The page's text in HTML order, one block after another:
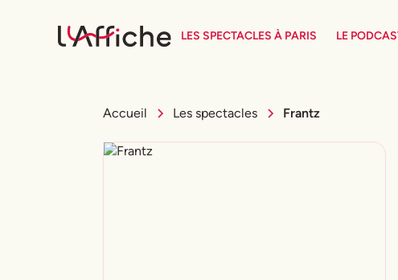
LES SPECTACLES À PARIS LE
Accueil Les spectacles Frantz